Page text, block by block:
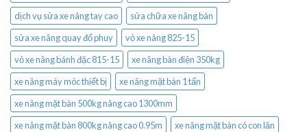
dịch vụ sửa xe nâng tay cao
sửa chữa xe nâng bàn
sửa xe nâng quay đổ phuy
vỏ xe nâng 825-15
vỏ xe nâng bánh đặc 815-15
xe nâng bàn điện 350kg
xe nâng máy móc thiết bị
xe nâng mặt bàn 1 tấn
xe nâng mặt bàn 500kg nâng cao 1300mm
xe nâng mặt bàn 800kg nâng cao 0.95m
xe nâng mặt bàn có con lăn